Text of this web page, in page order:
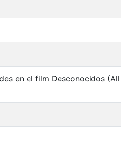
en el film Desconocidos (All